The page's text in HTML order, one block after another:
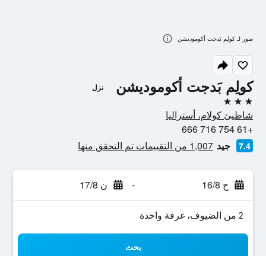
كولِم بَدجت أكوموديشن نزل
3 نجوم
شاطيئ كولام، أستراليا
+61 754 716 666
7.4 جيد 1,007 من التقييمات تم التحقق منها
ح 16/8 - ن 17/8
2 من الضيوف، غرفة واحدة
بحث
صور لـ كولِم بَدجت أكوموديشن